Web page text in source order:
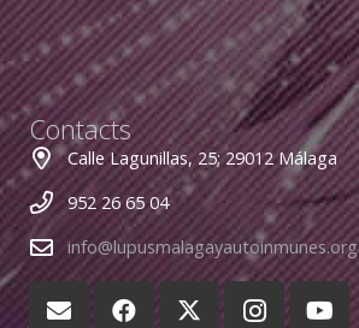
Contacts
Calle Lagunillas, 25; 29012 Málaga
952 26 65 04
info@lupusmalagayautoinmunes.org